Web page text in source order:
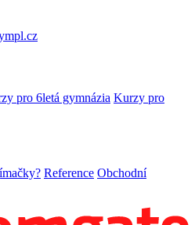
pro 6letá gymnázia Kurzy pro
Reference Obchodní